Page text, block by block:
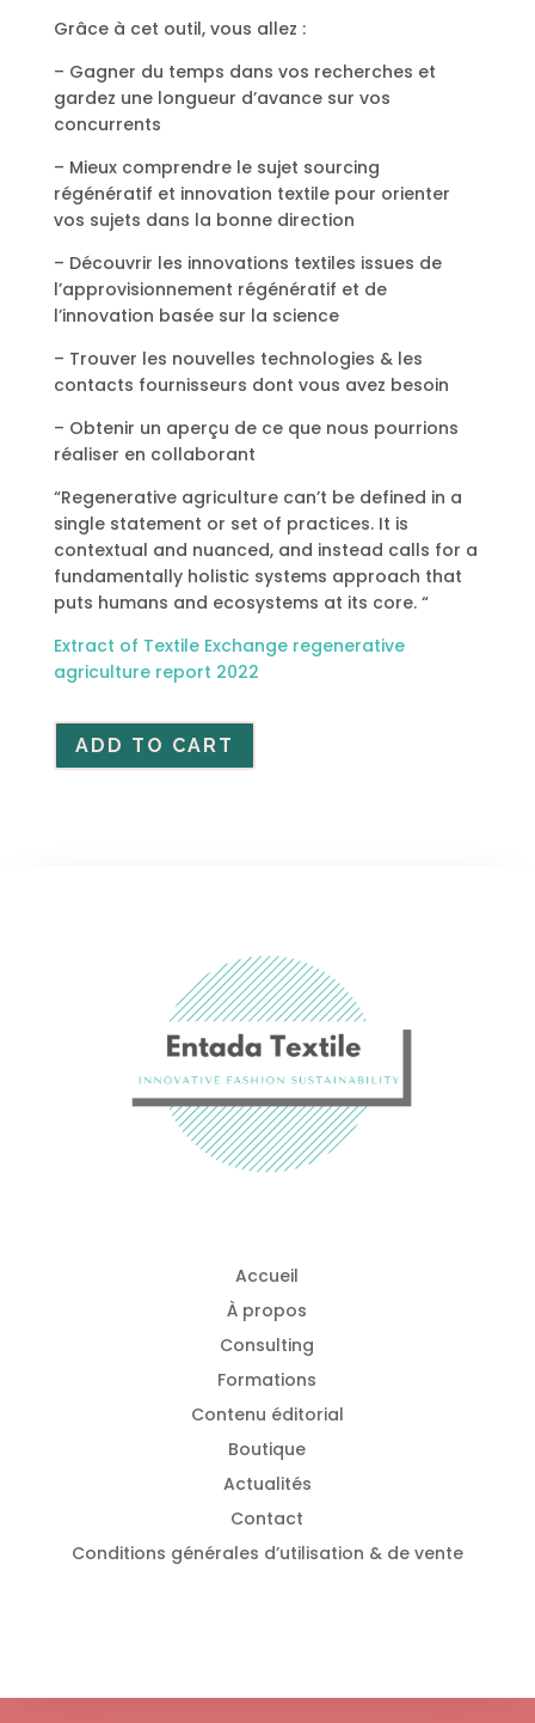
Grâce à cet outil, vous allez :
– Gagner du temps dans vos recherches et
gardez une longueur d’avance sur vos
concurrents
– Mieux comprendre le sujet sourcing
régénératif et innovation textile pour orienter
vos sujets dans la bonne direction
– Découvrir les innovations textiles issues de
l’approvisionnement régénératif et de
l’innovation basée sur la science
– Trouver les nouvelles technologies & les
contacts fournisseurs dont vous avez besoin
– Obtenir un aperçu de ce que nous pourrions
réaliser en collaborant
“Regenerative agriculture can’t be defined in a
single statement or set of practices.It is
contextual and nuanced, and instead calls for a
fundamentally holistic systems approach that
puts humans and ecosystems at its core. “
Extract of Textile Exchange regenerative
agriculture report 2022
ADD TO CART
Accueil
À propos
Consulting
Formations
Contenu éditorial
Boutique
Actualités
Contact
Conditions générales d’utilisation & de vente